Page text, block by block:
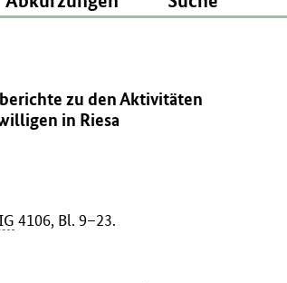
zu den Aktivitäten
in Riesa
4106, Bl. 9–23.